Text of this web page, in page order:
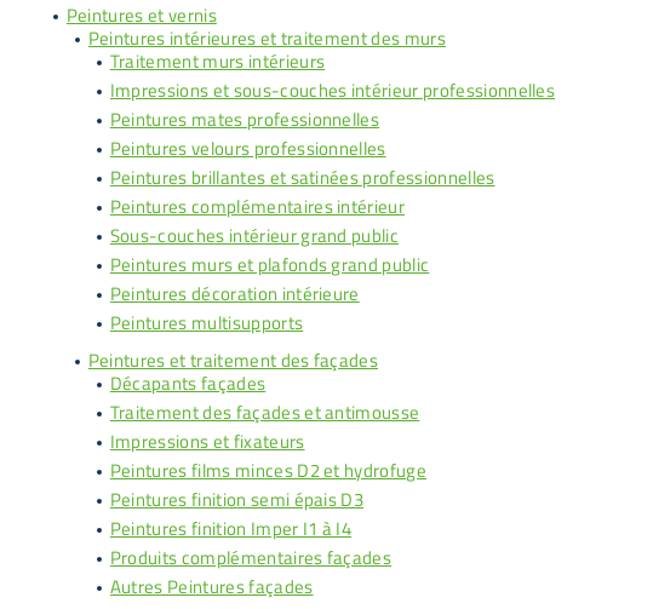
Peintures et vernis
Peintures intérieures et traitement des murs
Traitement murs intérieurs
Impressions et sous-couches intérieur professionnelles
Peintures mates professionnelles
Peintures velours professionnelles
Peintures brillantes et satinées professionnelles
Peintures complémentaires intérieur
Sous-couches intérieur grand public
Peintures murs et plafonds grand public
Peintures décoration intérieure
Peintures multisupports
Peintures et traitement des façades
Décapants façades
Traitement des façades et antimousse
Impressions et fixateurs
Peintures films minces D2 et hydrofuge
Peintures finition semi épais D3
Peintures finition Imper I1 à I4
Produits complémentaires façades
Autres Peintures façades